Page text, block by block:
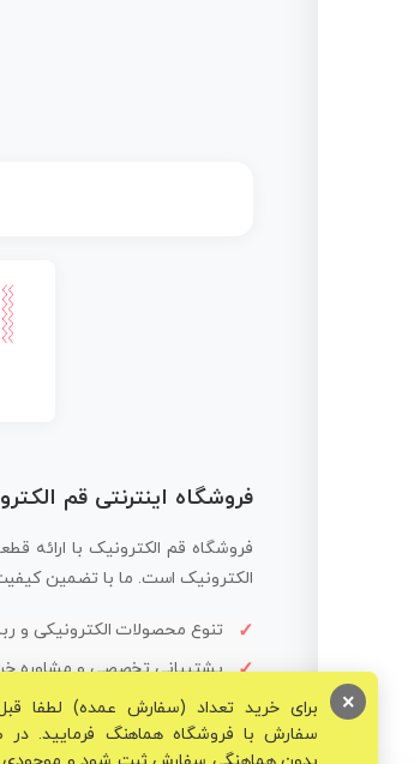
فروشگاه اینترنتی قم
فروشگاه قم الکترونیک با ارائه
الکترونیک است. ما با تضمین
تنوع محصولات الکترونیکی و
پشتیبانی تخصصی و مشاوره
برای خرید تعداد (سفارش عمده) لطفا
سفارش با فروشگاه هماهنگ فرمایید. در
×